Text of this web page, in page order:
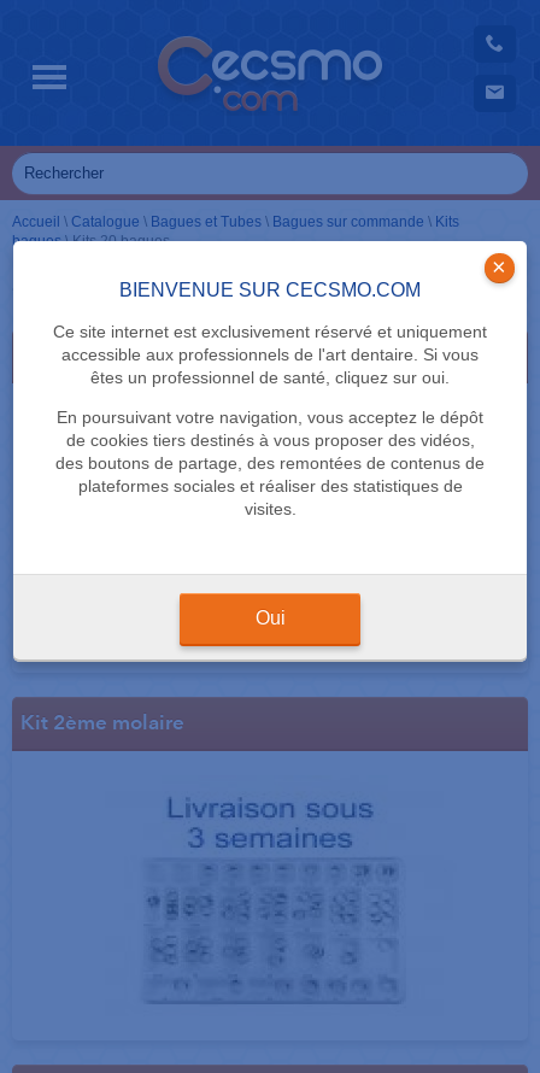
BIENVENUE SUR CECSMO.COM
Ce site internet est exclusivement réservé et uniquement
accessible aux professionnels de l'art dentaire. Si vous
êtes un professionnel de santé, cliquez sur oui.
En poursuivant votre navigation, vous acceptez le dépôt
de cookies tiers destinés à vous proposer des vidéos,
des boutons de partage, des remontées de contenus de
plateformes sociales et réaliser des statistiques de
visites.
×
Oui
Accueil \ Catalogue \ Bagues et Tubes \ Bagues sur commande \ Kits
bagues\Kits 20 bagues
Kits 20 bagues
Kit 1ère molaire
Kit 2ème molaire